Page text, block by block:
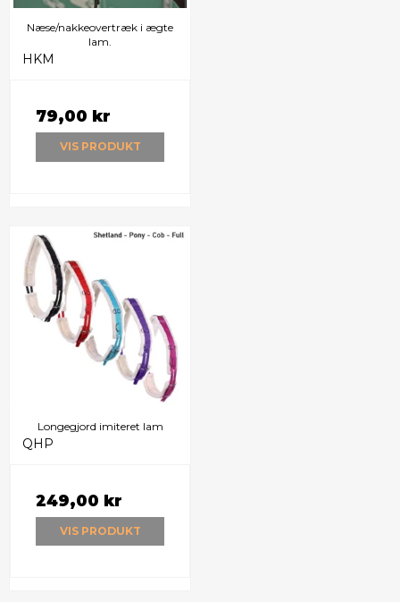
Næse/nakkeovertræk i ægte
lam.
HKM
79,00 kr
VIS PRODUKT
Longegjord imiteret lam
QHP
249,00 kr
VIS PRODUKT